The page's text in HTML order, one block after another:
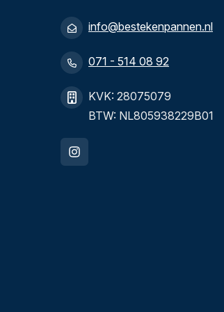
info@bestekenpannen.nl
071 - 514 08 92
KVK: 28075079
BTW: NL805938229B01